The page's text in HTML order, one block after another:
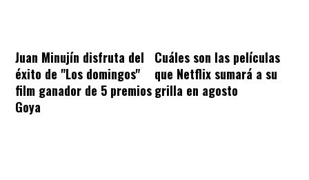
Juan Minujín disfruta del
éxito de "Los domingos"
film ganador de 5 premios
Goya
Cuáles son las películas
que Netflix sumará a su
grilla en agosto